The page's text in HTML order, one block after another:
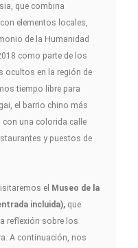
que combina
elementos locales,
de la Humanidad
como parte de los
ocultos en la región de
tiempo libre para
el barrio chino más
una colorida calle
y puestos de
el Museo de la
incluida), que
reflexión sobre los
A continuación, nos